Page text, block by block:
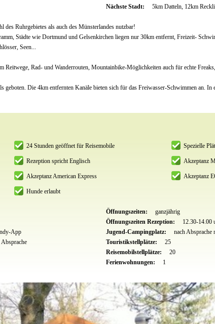
Nächste Stadt: 5km Datteln, 12km
Ruhrgebietes als auch des Münsterlandes nutzbar!
Städte wie Dortmund und Gelsenkirchen liegen nur 30km entfernt, Freizeit-
Seen...
Reitwege, Rad- und Wanderrouten, Mountainbike-Möglichkeiten auch für echte
geboten. Die 4km entfernten Kanäle bieten sich für das Freiwasser-Schwimmen an.
24 Stunden geöffnet für Reisemobile Spezielle
Rezeption spricht Englisch Akzeptanz
Akzeptanz American Express Akzeptanz
Hunde erlaubt
Öffnungszeiten:
ganzjährig
Öffnungszeiten Rezeption:
12.30-14.00
App Jugend-Campingplatz:
nach Absprache
Touristikstellplätze:
25
Reisemobilstellplätze:
20
Ferienwohnungen:
1